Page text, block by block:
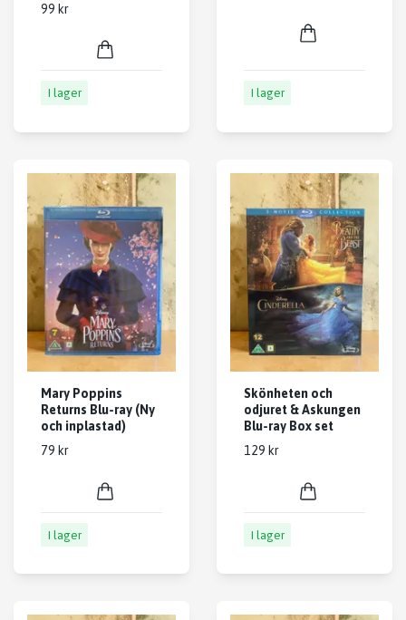
99 kr
I lager I lager
Mary Poppins
Returns Blu-ray (Ny
och inplastad)
79 kr
I lager
Skönheten och
odjuret & Askungen
Blu-ray Box set
129 kr
I lager